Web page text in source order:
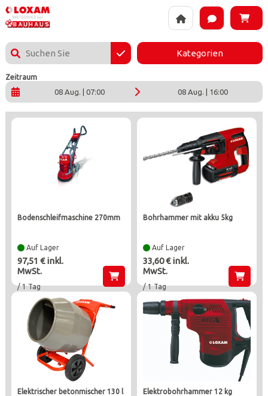
BAUHAUS DIY Augsburg - Die Vermietung von Loxam-
Kategorien
Zeitraum
08 Aug. | 07:00 08 Aug. | 16:00
bodenschleifmaschine 270mm
Auf Lager
97,51 € inkl.
MwSt.
/ 1 Tag
bohrhammer mit akku 5kg
Auf Lager
33,60 € inkl.
MwSt.
/ 1 Tag
elektrischer betonmischer 130 l elektrobohrhammer 12 kg